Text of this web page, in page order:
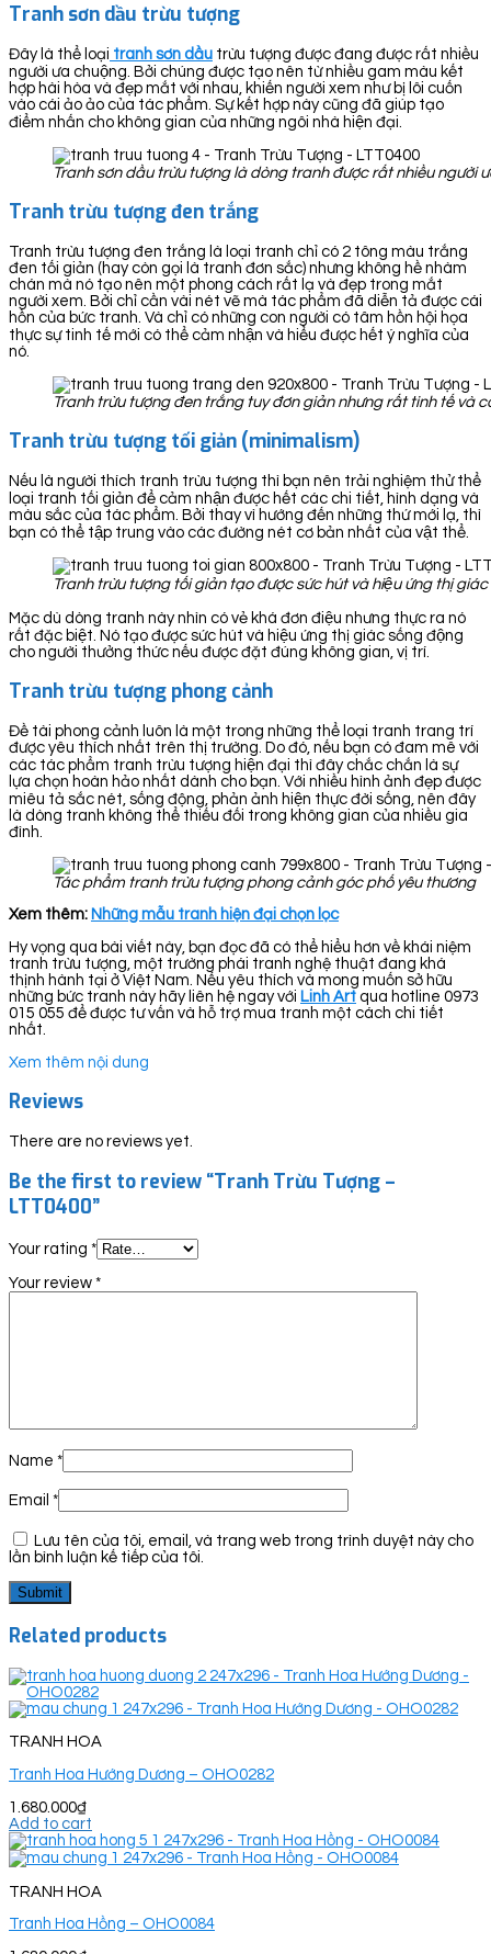
Tranh sơn dầu trừu tượng
Đây là thể loại tranh sơn dầu trừu tượng được đang được rất nhiều
người ưa chuộng. Bởi chúng được tạo nên từ nhiều gam màu kết
hợp hài hòa và đẹp mắt với nhau, khiến người xem như bị lôi cuốn
vào cái ảo ảo của tác phẩm. Sự kết hợp này cũng đã giúp tạo
điểm nhấn cho không gian của những ngôi nhà hiện đại.
Tranh sơn dầu trừu tượng là dòng tranh được rất nhiều người
Tranh trừu tượng đen trắng
Tranh trừu tượng đen trắng là loại tranh chỉ có 2 tông màu trắng
đen tối giản (hay còn gọi là tranh đơn sắc) nhưng không hề nhàm
chán mà nó tạo nên một phong cách rất lạ và đẹp trong mắt
người xem. Bởi chỉ cần vài nét vẽ mà tác phẩm đã diễn tả được cái
hồn của bức tranh. Và chỉ có những con người có tâm hồn hội họa
thực sự tinh tế mới có thể cảm nhận và hiểu được hết ý nghĩa của
nó.
Tranh trừu tượng đen trắng tuy đơn giản nhưng rất tinh tế và
Tranh trừu tượng tối giản (minimalism)
Nếu là người thích tranh trừu tượng thì bạn nên trải nghiệm thử thể
loại tranh tối giản để cảm nhận được hết các chi tiết, hình dạng và
màu sắc của tác phẩm. Bởi thay vì hướng đến những thứ mới lạ, thì
bạn có thể tập trung vào các đường nét cơ bản nhất của vật thể.
Tranh trừu tượng tối giản tạo được sức hút và hiệu ứng thị
Mặc dù dòng tranh này nhìn có vẻ khá đơn điệu nhưng thực ra nó
rất đặc biệt. Nó tạo được sức hút và hiệu ứng thị giác sống động
cho người thưởng thức nếu được đặt đúng không gian, vị trí.
Tranh trừu tượng phong cảnh
Đề tài phong cảnh luôn là một trong những thể loại tranh trang trí
được yêu thích nhất trên thị trường. Do đó, nếu bạn có đam mê với
các tác phẩm tranh trừu tượng hiện đại thì đây chắc chắn là sự
lựa chọn hoàn hảo nhất dành cho bạn. Với nhiều hình ảnh đẹp được
miêu tả sắc nét, sống động, phản ảnh hiện thực đời sống, nên đây
là dòng tranh không thể thiếu đối trong không gian của nhiều gia
đình.
Tác phẩm tranh trừu tượng phong cảnh góc phố yêu thương
Xem thêm: Những mẫu tranh hiện đại chọn lọc
Hy vọng qua bài viết này, bạn đọc đã có thể hiểu hơn về khái niệm
tranh trừu tượng, một trường phái tranh nghệ thuật đang khá
thịnh hành tại ở Việt Nam. Nếu yêu thích và mong muốn sở hữu
những bức tranh này hãy liên hệ ngay với Linh Art qua hotline 0973
015 055 để được tư vấn và hỗ trợ mua tranh một cách chi tiết
nhất.
Xem thêm nội dung
Reviews
There are no reviews yet.
Be the first to review “Tranh Trừu Tượng –
LTT0400”
Your rating *
Your review *
Name *
Email *
Lưu tên của tôi, email, và trang web trong trình duyệt này cho
lần bình luận kế tiếp của tôi.
Related products
TRANH HOA
Tranh Hoa Hướng Dương – OHO0282
1.680.000₫
Add to cart
TRANH HOA
Tranh Hoa Hồng – OHO0084